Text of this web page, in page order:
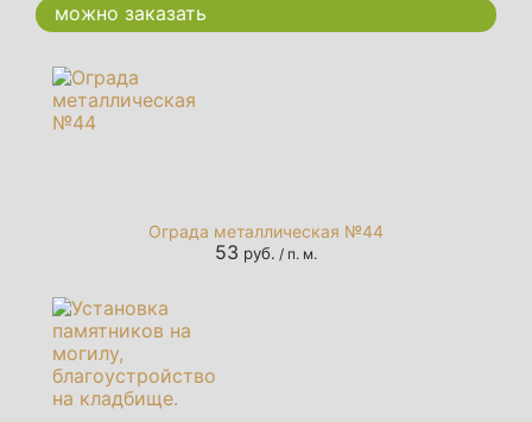
можно заказать
Ограда металлическая №44
53 руб. / п. м.